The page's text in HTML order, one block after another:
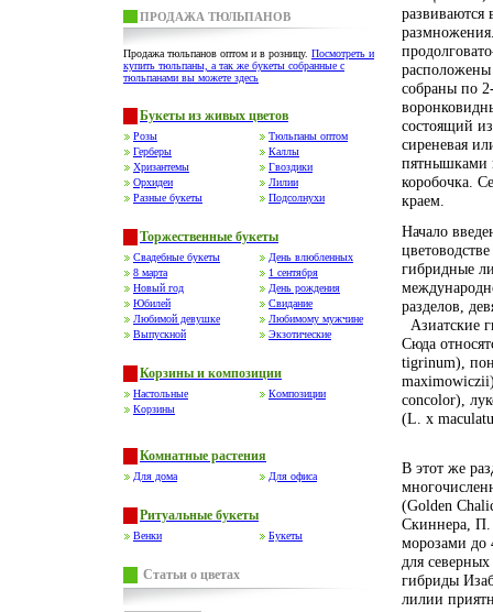
ПРОДАЖА ТЮЛЬПАНОВ
Продажа тюльпанов оптом и в розницу. Посмотреть и
купить тюльпаны, а так же букеты собранные с
тюльпанами вы можете здесь
Букеты из живых цветов
Розы
Тюльпаны оптом
Герберы
Каллы
Хризантемы
Гвоздики
Орхидеи
Лилии
Разные букеты
Подсолнухи
Торжественные букеты
Свадебные букеты
День влюбленных
8 марта
1 сентября
Новый год
День рождения
Юбилей
Свидание
Любимой девушке
Любимому мужчине
Выпускной
Экзотические
Корзины и композиции
Настольные
Композиции
Корзины
Комнатные растения
Для дома Для офиса
Ритуальные букеты
Венки Букеты
Статьи о цветах
собраны по
состоящий
сиреневая
пятнышками
коробочка.
краем.
Начало
гибридные
разделов,
Азиатские
Сюда
tigrinum),
concolor),
(L. x
В этот же
(Golden
Скиннера, П.
морозами до
для
гибриды
лилии